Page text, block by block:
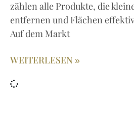
zählen alle Produkte, die
entfernen und Flächen
Auf dem Markt
WEITERLESEN »